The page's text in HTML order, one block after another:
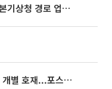
태풍 '돌핀' 오키나와 접근…일본기상청 경로 업데이트
[증시키워드] 반도체 충격 뚫은 개별 호재...포스코퓨처엠·에코프로·한화솔루션 '눈길'